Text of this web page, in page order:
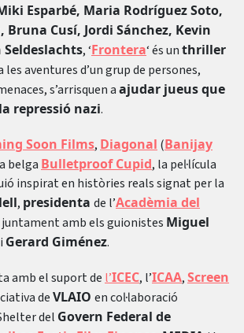
Esparbé, Maria Rodríguez Soto,
Bruna Cusí, Jordi Sánchez, Kevin
Seldeslachts, ‘Frontera‘ és unthriller
les aventures d’un grup de persones,
s’arrisquen aajudar jueus que
repressió nazi.
Soon Films, Diagonal (Banijay
belga Bulletproof Cupid, la pel·lícula
inspirat en històries reals signat per la
, presidenta de l’Acadèmia del
juntament amb els guionistes Miguel
i Gerard Giménez.
amb el suport de l’ICEC, l’ICAA,Screen
deVLAIO en col·laboració
del Govern Federal de